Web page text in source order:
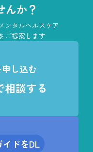
んか？
ンタルヘルスケア
ご提案します
し込む
相談する
ドをDL